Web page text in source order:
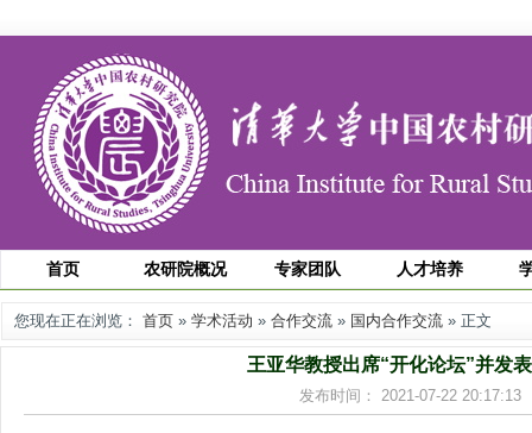
首页 农研院概况 专家团队 人才培养
您现在正在浏览： 首页 » 学术活动 » 合作交流 » 国内合作交流 » 正文
王亚华教授出席“开化论坛”并发
发布时间： 2021-07-22